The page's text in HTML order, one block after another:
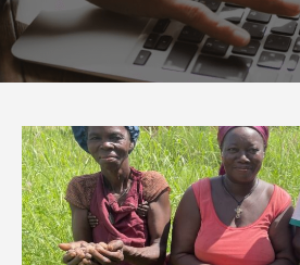
品を実現するポイントと費用解説
2024.10.16